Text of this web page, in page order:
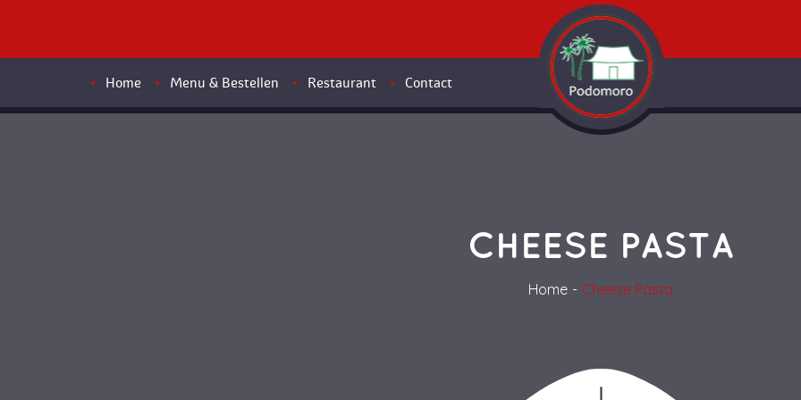
Home Menu & Bestellen Restaurant Contact
CHEESE PASTA
Home Cheese Pasta